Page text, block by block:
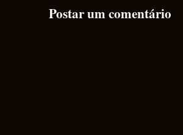
Postar um comentário